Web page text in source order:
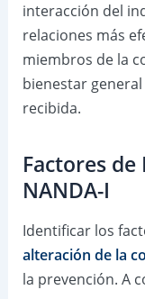
interacción del
relaciones más
miembros de la
bienestar
recibida.
Factores de
NANDA-I
Identificar los
alteración de la
la prevención. A